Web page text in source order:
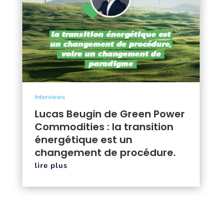
Lucas Beugin de Green Power
Commodities : la transition
énergétique est un
changement de procédure.
Interviews
lire plus